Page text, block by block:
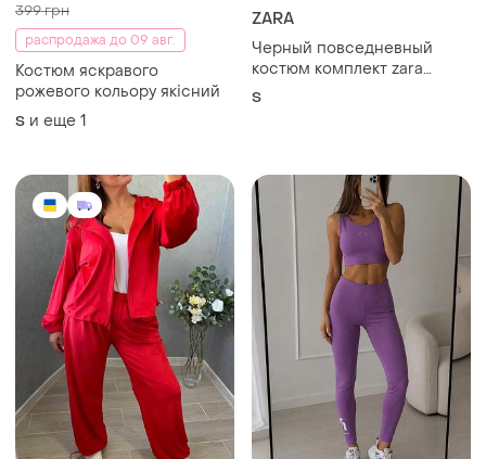
1140 грн 0
Велюровый спортивный
костюм с кофтой на
молнии с капюшоном со
180 грн
Костюм для тренировок
S